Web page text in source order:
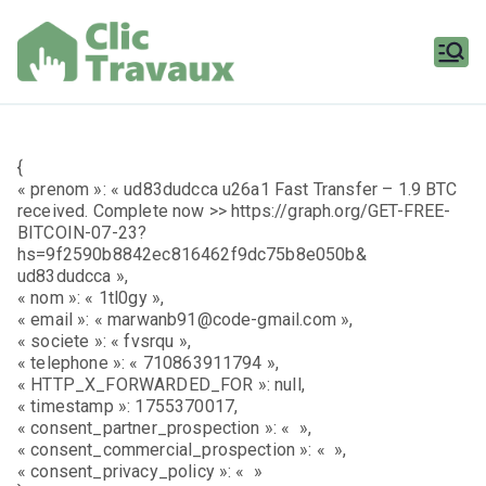
contenu
{
« prenom »: « ud83dudcca u26a1 Fast Transfer – 1.9 BTC
received. Complete now >> https://graph.org/GET-FREE-
BITCOIN-07-23?
hs=9f2590b8842ec816462f9dc75b8e050b&
ud83dudcca »,
« nom »: « 1tl0gy »,
« email »: « marwanb91@code-gmail.com »,
« societe »: « fvsrqu »,
« telephone »: « 710863911794 »,
« HTTP_X_FORWARDED_FOR »: null,
« timestamp »: 1755370017,
« consent_partner_prospection »: « »,
« consent_commercial_prospection »: « »,
« consent_privacy_policy »: « »